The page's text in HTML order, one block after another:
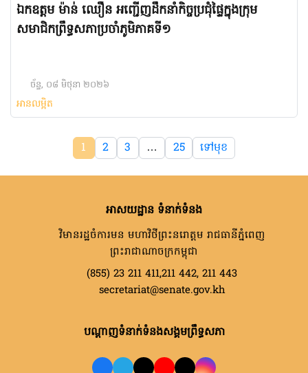
ឯកឧត្តម ម៉ាន់ ឈឿន អញ្ជើញដឹកនាំកិច្ចប្រជុំផ្ទៃក្នុងក្រុម
សមាជិកព្រឹទ្ធសភាប្រចាំភូមិភាគទី១
ច័ន្ទ, ០៨ មិថុនា ២០២៦
អានលម្អិត
1 2 3 … 25 ទៅមុខ
អាសយដ្ឋាន ទំនាក់ទំនង
វិមានរដ្ឋចំការមន មហាវិថីព្រះនរោត្តម រាជធានីភ្នំពេញ
ព្រះរាជាណាចក្រកម្ពុជា
(855) 23 211 411,211 442, 211 443
secretariat@senate.gov.kh
បណ្តាញទំនាក់ទំនងសង្គមព្រឹទ្ធសភា